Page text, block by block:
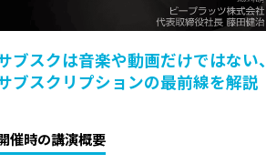
ブスクは音楽や動画だけではない、
ブスクリプションの最前線を解説
催時の講演概要